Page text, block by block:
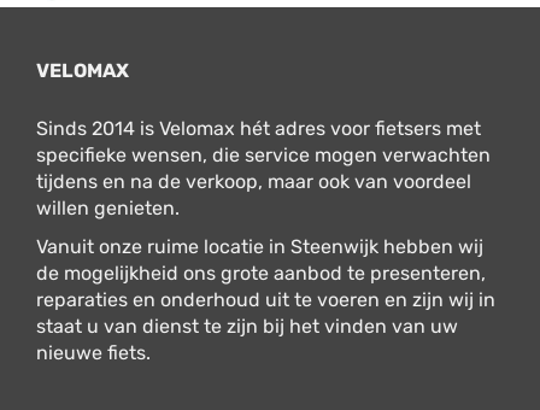
VELOMAX
Sinds 2014 is Velomax hét adres voor fietsers met
specifieke wensen, die service mogen verwachten
tijdens en na de verkoop, maar ook van voordeel
willen genieten.
Vanuit onze ruime locatie in Steenwijk hebben wij
de mogelijkheid ons grote aanbod te presenteren,
reparaties en onderhoud uit te voeren en zijn wij in
staat u van dienst te zijn bij het vinden van uw
nieuwe fiets.